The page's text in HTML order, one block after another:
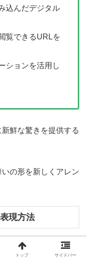
込んだデジタル
覧できるURLを
ションを活用し
鮮な驚きを提供する
の形を新しくアレン
現方法
を伝える絶好の機会
トップ サイドバー